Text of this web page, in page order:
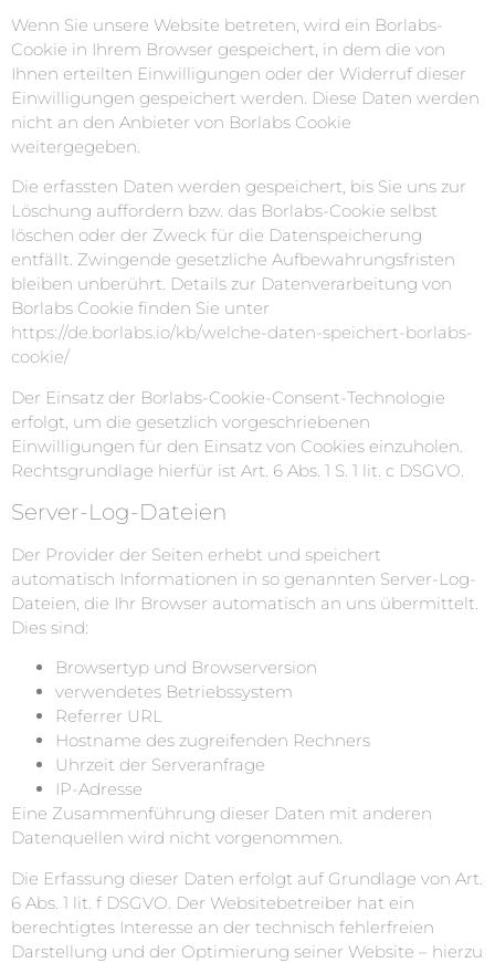
Wenn Sie unsere Website betreten, wird ein Borlabs-
Cookie in Ihrem Browser gespeichert, in dem die von
Ihnen erteilten Einwilligungen oder der Widerruf dieser
Einwilligungen gespeichert werden. Diese Daten werden
nicht an den Anbieter von Borlabs Cookie
weitergegeben.
Die erfassten Daten werden gespeichert, bis Sie uns zur
Löschung auffordern bzw. das Borlabs-Cookie selbst
löschen oder der Zweck für die Datenspeicherung
entfällt. Zwingende gesetzliche Aufbewahrungsfristen
bleiben unberührt. Details zur Datenverarbeitung von
Borlabs Cookie finden Sie unter
https://de.borlabs.io/kb/welche-daten-speichert-borlabs-
cookie/
Der Einsatz der Borlabs-Cookie-Consent-Technologie
erfolgt, um die gesetzlich vorgeschriebenen
Einwilligungen für den Einsatz von Cookies einzuholen.
Rechtsgrundlage hierfür ist Art. 6 Abs. 1 S. 1 lit. c DSGVO.
Server-Log-Dateien
Der Provider der Seiten erhebt und speichert
automatisch Informationen in so genannten Server-Log-
Dateien, die Ihr Browser automatisch an uns übermittelt.
Dies sind:
Browsertyp und Browserversion
verwendetes Betriebssystem
Referrer URL
Hostname des zugreifenden Rechners
Uhrzeit der Serveranfrage
IP-Adresse
Eine Zusammenführung dieser Daten mit anderen
Datenquellen wird nicht vorgenommen.
Die Erfassung dieser Daten erfolgt auf Grundlage von Art.
6 Abs. 1 lit. f DSGVO. Der Websitebetreiber hat ein
berechtigtes Interesse an der technisch fehlerfreien
Darstellung und der Optimierung seiner Website – hierzu